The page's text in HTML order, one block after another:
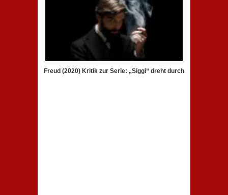
Freud (2020) Kritik zur Serie: „Siggi“ dreht durch